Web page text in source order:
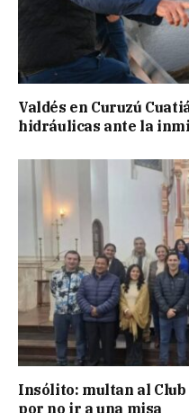
Valdés en Curuzú
hidráulicas ante la
Insólito: multan al Club
por no ir a una misa